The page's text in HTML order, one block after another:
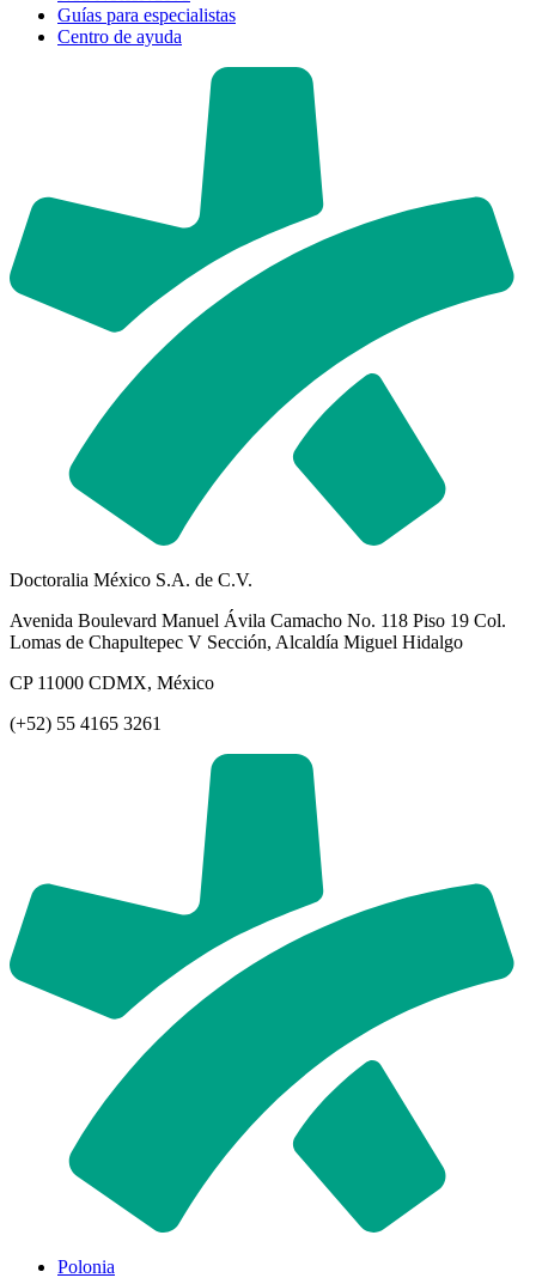
Guías para especialistas
Centro de ayuda
Doctoralia México S.A. de C.V.
Avenida Boulevard Manuel Ávila Camacho No. 118 Piso 19 Col.
Lomas de Chapultepec V Sección, Alcaldía Miguel Hidalgo
CP 11000 CDMX, México
(+52) 55 4165 3261
Polonia